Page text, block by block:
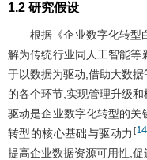
1.2 研究假设
根据《企业数字化转型
解为传统行业同人工智能
于以数据为驱动,借助大数
的各个环节,实现管理升级
驱动是企业数字化转型的
转型的核心基础与驱动力 [14
提高企业数据资源可用性,